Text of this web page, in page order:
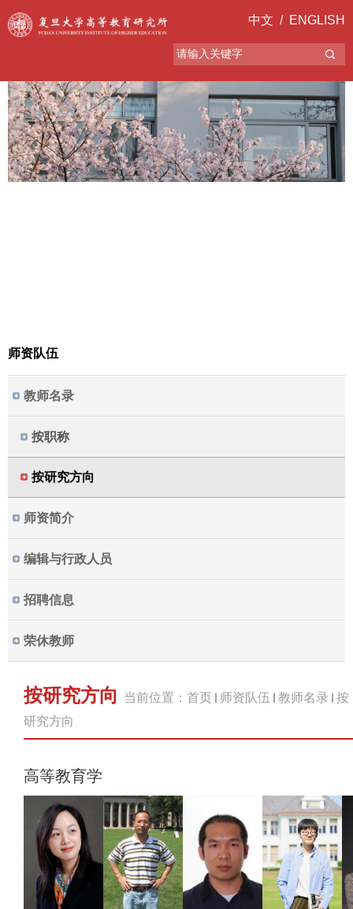
中文 / ENGLISH
师资队伍
教师名录
按职称
按研究方向
师资简介
编辑与行政人员
招聘信息
荣休教师
按研究方向 当前位置： 首页 师资队伍 教师名录
按
研究方向
高等教育学